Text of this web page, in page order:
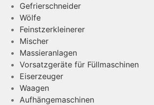
Gefrierschneider
Wölfe
Feinstzerkleinerer
Mischer
Massieranlagen
Vorsatzgeräte für Füllmaschinen
Eiserzeuger
Waagen
Aufhängemaschinen